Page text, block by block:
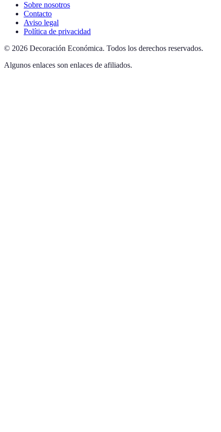
Sobre nosotros
Contacto
Aviso legal
Política de privacidad
© 2026 Decoración Económica. Todos los derechos reservados.
Algunos enlaces son enlaces de afiliados.